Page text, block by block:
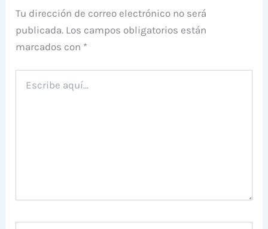
Tu dirección de correo electrónico no será
publicada. Los campos obligatorios están
marcados con *
aquí...